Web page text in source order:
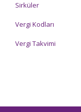
Sirküler
Vergi Kodları
Vergi Takvimi